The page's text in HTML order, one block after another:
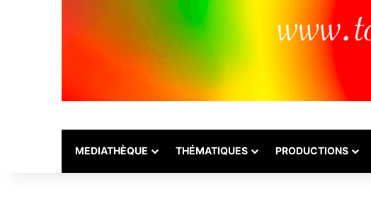
MEDIATHÈQUE THÉMATIQUES PRODUCTIONS